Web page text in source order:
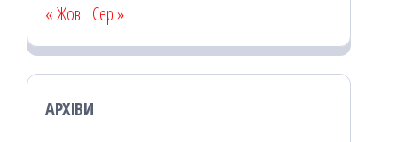
« Жов Сер »
АРХІВИ